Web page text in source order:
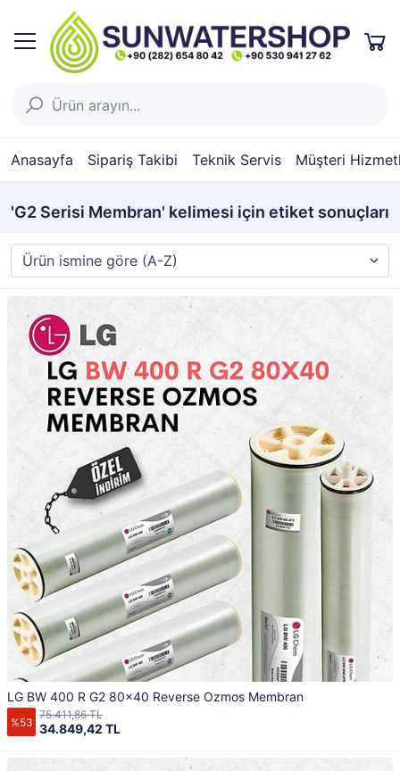
Anasayfa Sipariş Takibi Teknik Servis Müşteri
'G2 Serisi Membran' kelimesi için etiket sonuçları
LG BW 400 R G2 80x40 Reverse Ozmos Membran
%53 34.849,42 TL
75.411,86 TL